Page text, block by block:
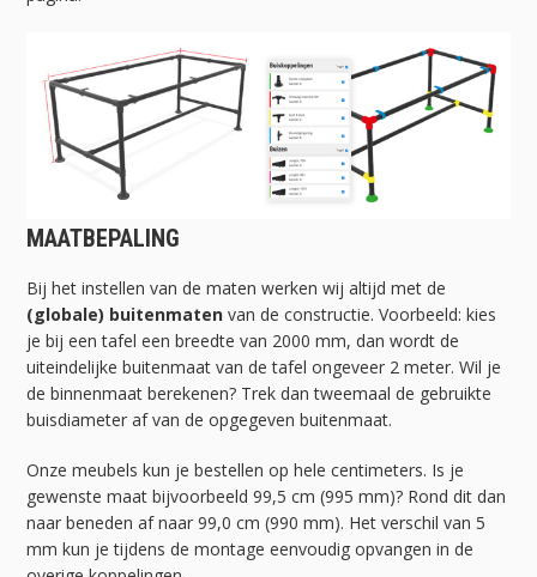
MAATBEPALING
Bij het instellen van de maten werken wij altijd met de
(globale) buitenmaten van de constructie. Voorbeeld: kies
je bij een tafel een breedte van 2000 mm, dan wordt de
uiteindelijke buitenmaat van de tafel ongeveer 2 meter. Wil je
de binnenmaat berekenen? Trek dan tweemaal de gebruikte
buisdiameter af van de opgegeven buitenmaat.
Onze meubels kun je bestellen op hele centimeters. Is je
gewenste maat bijvoorbeeld 99,5 cm (995 mm)? Rond dit dan
naar beneden af naar 99,0 cm (990 mm). Het verschil van 5
mm kun je tijdens de montage eenvoudig opvangen in de